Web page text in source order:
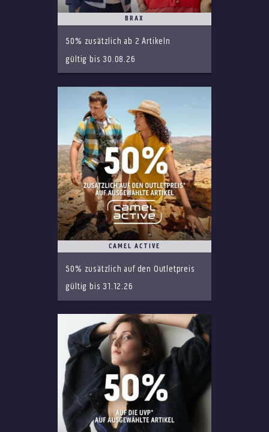
BRAX
50% zusätzlich ab 2 Artikeln
gültig bis 30.08.26
CAMEL ACTIVE
50% zusätzlich auf den Outletpreis
gültig bis 31.12.26